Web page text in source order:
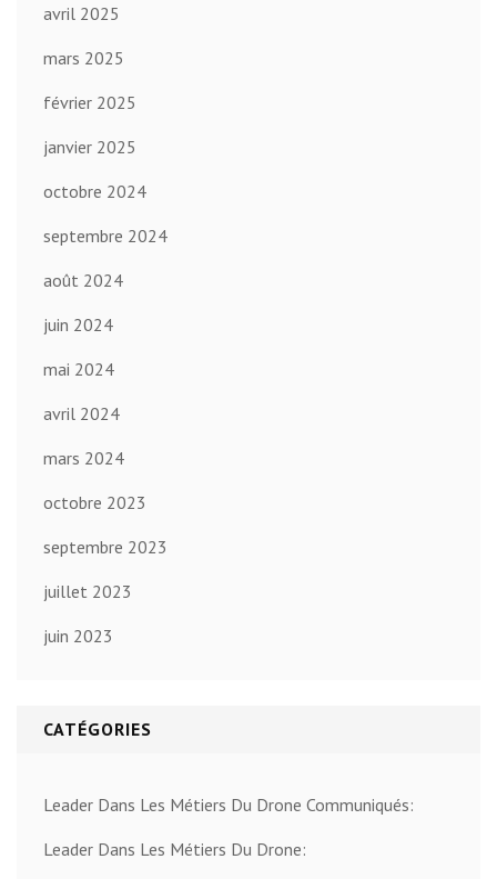
avril 2025
mars 2025
février 2025
janvier 2025
octobre 2024
septembre 2024
août 2024
juin 2024
mai 2024
avril 2024
mars 2024
octobre 2023
septembre 2023
juillet 2023
juin 2023
CATÉGORIES
Leader Dans Les Métiers Du Drone Communiqués:
Leader Dans Les Métiers Du Drone: